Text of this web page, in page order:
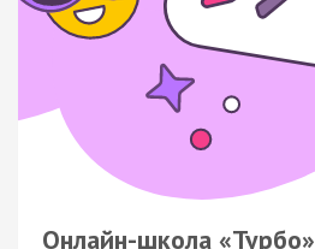
Онлайн-школа «Турбо»